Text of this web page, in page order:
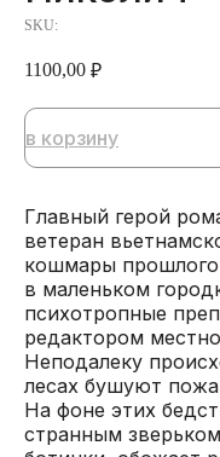
SKU:
1100,00 ₽
в корзину
Главный герой
ветеран
кошмары
в маленьком
психотропные
редактором
Неподалеку
лесах бушуют
На фоне этих
странным